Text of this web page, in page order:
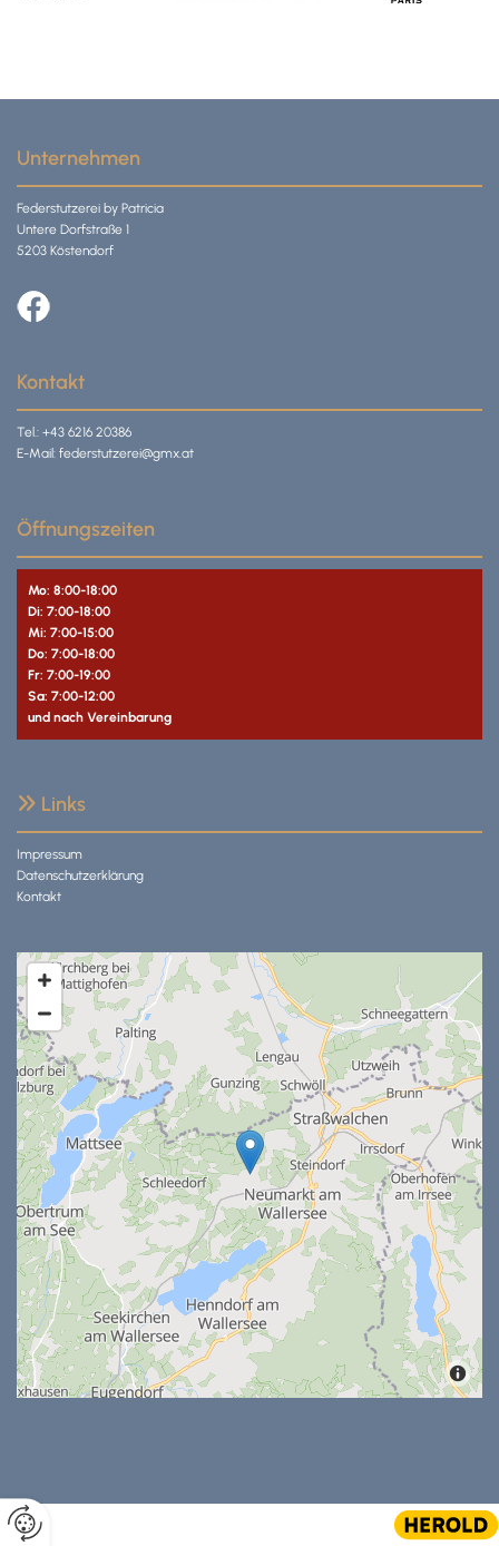
Unternehmen
Federstutzerei by Patricia
Untere Dorfstraße 1
5203 Köstendorf
Kontakt
Tel.: +43 6216 20386
E-Mail: federstutzerei@gmx.at
Öffnungszeiten
Mo: 8:00-18:00
Di: 7:00-18:00
Mi: 7:00-15:00
Do: 7:00-18:00
Fr: 7:00-19:00
Sa: 7:00-12:00
und nach Vereinbarung
 Links
Impressum
Datenschutzerklärung
Kontakt
Website erstellt von HEROLD